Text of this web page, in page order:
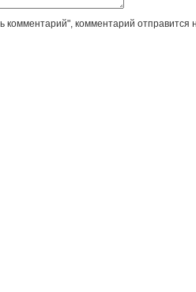
комментарий", комментарий отправится